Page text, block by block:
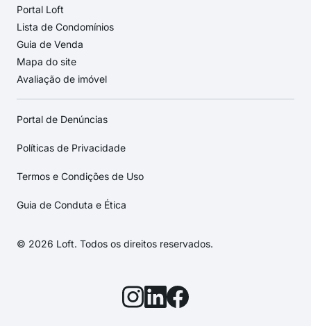
Portal Loft
Lista de Condomínios
Guia de Venda
Mapa do site
Avaliação de imóvel
Portal de Denúncias
Políticas de Privacidade
Termos e Condições de Uso
Guia de Conduta e Ética
© 2026 Loft. Todos os direitos reservados.